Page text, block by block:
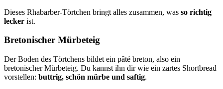
Dieses Rhabarber-Törtchen bringt alles zusammen, was so richtig
lecker ist.
Bretonischer Mürbeteig
Der Boden des Törtchens bildet ein pâté breton, also ein
bretonischer Mürbeteig. Du kannst ihn dir wie ein zartes Shortbread
vorstellen: buttrig, schön mürbe und saftig.